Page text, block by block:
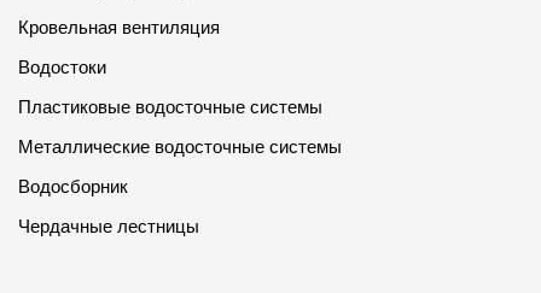
Кровельная вентиляция
Водостоки
Пластиковые водосточные системы
Металлические водосточные системы
Водосборник
Чердачные лестницы